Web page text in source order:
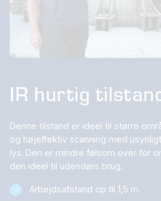
IR hurtig
Denne tilstand er ideel til større
og højeffektiv scanning med
lys. Den er mindre følsom over for
den ideel til udendørs brug.
Arbejdsafstand op til 1,5 m.